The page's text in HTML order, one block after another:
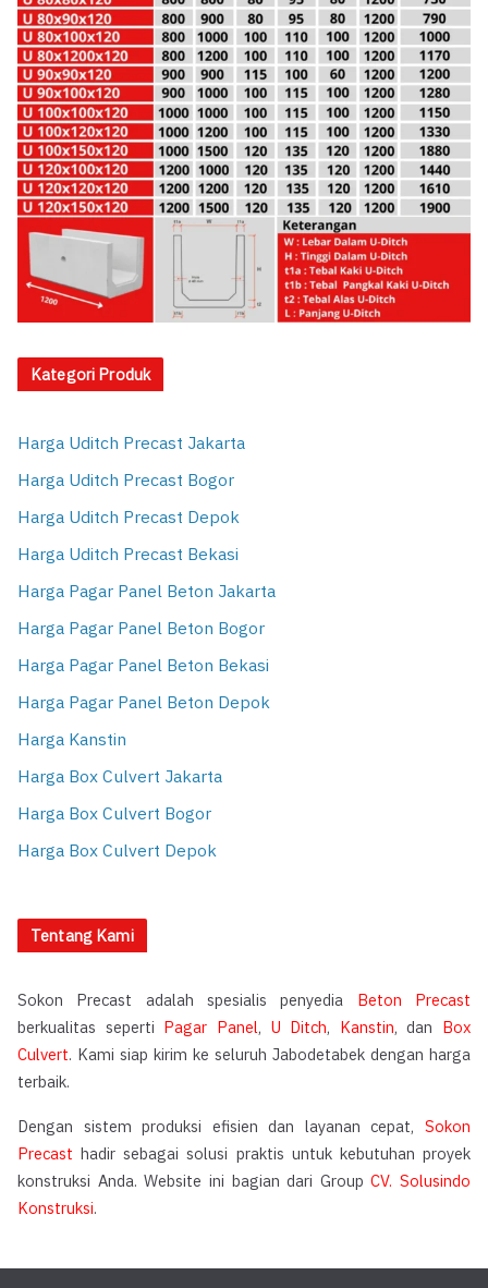
Kategori Produk
Harga Uditch Precast Jakarta
Harga Uditch Precast Bogor
Harga Uditch Precast Depok
Harga Uditch Precast Bekasi
Harga Pagar Panel Beton Jakarta
Harga Pagar Panel Beton Bogor
Harga Pagar Panel Beton Bekasi
Harga Pagar Panel Beton Depok
Harga Kanstin
Harga Box Culvert Jakarta
Harga Box Culvert Bogor
Harga Box Culvert Depok
Tentang Kami
Sokon Precast adalah spesialis penyedia Beton Precast
berkualitas seperti Pagar Panel, U Ditch, Kanstin, dan Box
Culvert. Kami siap kirim ke seluruh Jabodetabek dengan harga
terbaik.
Dengan sistem produksi efisien dan layanan cepat, Sokon
Precast hadir sebagai solusi praktis untuk kebutuhan proyek
konstruksi Anda. Website ini bagian dari GroupCV. Solusindo
Konstruksi.